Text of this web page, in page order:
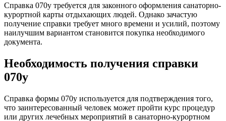
Справка 070у требуется для законного оформления санаторно-
курортной карты отдыхающих людей. Однако зачастую
получение справки требует много времени и усилий, поэтому
наилучшим вариантом становится покупка необходимого
документа.
Необходимость получения справки
070у
Справка формы 070у используется для подтверждения того,
что заинтересованный человек может пройти курс процедур
или других лечебных мероприятий в санаторно-курортном